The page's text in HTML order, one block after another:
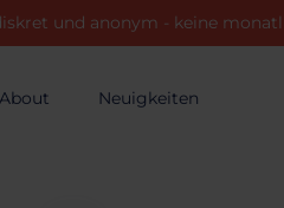
und anonym - keine
About Neuigkeiten